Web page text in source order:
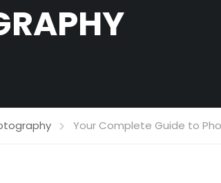
Your Complete Guide to